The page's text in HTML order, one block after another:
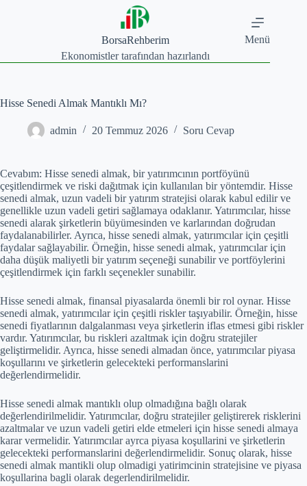
BorsaRehberim
Ekonomistler tarafından hazırlandı
Menü
Hisse Senedi Almak Mantıklı Mı?
admin 20 Temmuz 2026 Soru Cevap
Cevabım: Hisse senedi almak, bir yatırımcının portföyünü
çeşitlendirmek ve riski dağıtmak için kullanılan bir yöntemdir. Hisse
senedi almak, uzun vadeli bir yatırım stratejisi olarak kabul edilir ve
genellikle uzun vadeli getiri sağlamaya odaklanır. Yatırımcılar, hisse
senedi alarak şirketlerin büyümesinden ve karlarından doğrudan
faydalanabilirler. Ayrıca, hisse senedi almak, yatırımcılar için çeşitli
faydalar sağlayabilir. Örneğin, hisse senedi almak, yatırımcılar için
daha düşük maliyetli bir yatırım seçeneği sunabilir ve portföylerini
çeşitlendirmek için farklı seçenekler sunabilir.
Hisse senedi almak, finansal piyasalarda önemli bir rol oynar. Hisse
senedi almak, yatırımcılar için çeşitli riskler taşıyabilir. Örneğin, hisse
senedi fiyatlarının dalgalanması veya şirketlerin iflas etmesi gibi riskler
vardır. Yatırımcılar, bu riskleri azaltmak için doğru stratejiler
geliştirmelidir. Ayrıca, hisse senedi almadan önce, yatırımcılar piyasa
koşullarını ve şirketlerin gelecekteki performanslarini
değerlendirmelidir.
Hisse senedi almak mantıklı olup olmadığına bağlı olarak
değerlendirilmelidir. Yatırımcılar, doğru stratejiler geliştirerek risklerini
azaltmalar ve uzun vadeli getiri elde etmeleri için hisse senedi almaya
karar vermelidir. Yatırımcılar ayrca piyasa koşullarini ve şirketlerin
gelecekteki performanslarini değerlendirmelidir. Sonuç olarak, hisse
senedi almak mantikli olup olmadigi yatirimcinin stratejisine ve piyasa
koşullarina bagli olarak degerlendirilmelidir.